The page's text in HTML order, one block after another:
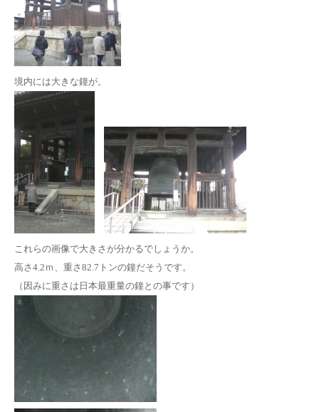
境内には大きな鐘が。
これらの画像で大きさが分かるでしょうか。
高さ4.2ｍ、重さ82.7トンの鐘だそうです。
（因みに重さは日本最重量の鐘との事です）